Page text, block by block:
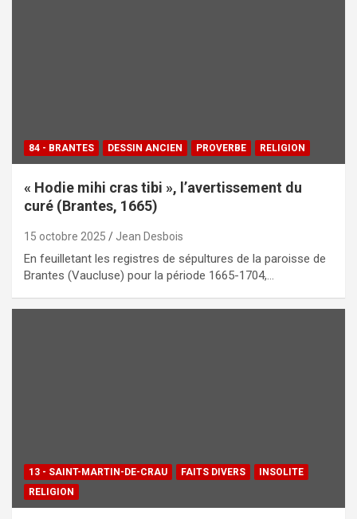
84 - BRANTES DESSIN ANCIEN PROVERBE RELIGION
« Hodie mihi cras tibi », l’avertissement du
curé (Brantes, 1665)
15 octobre 2025 Jean Desbois
En feuilletant les registres de sépultures de la paroisse de
Brantes (Vaucluse) pour la période 1665-1704,…
13 - SAINT-MARTIN-DE-CRAU FAITS DIVERS
INSOLITE
RELIGION